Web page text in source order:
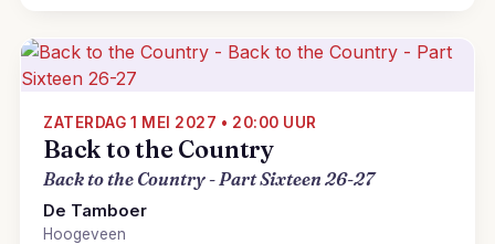
ZATERDAG 1 MEI 2027 • 20:00 UUR
Back to the Country
Back to the Country - Part Sixteen 26-27
De Tamboer
Hoogeveen